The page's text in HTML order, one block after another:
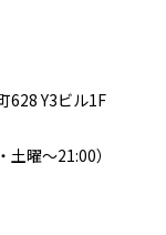
628 Y3ビル1F
曜～21:00）